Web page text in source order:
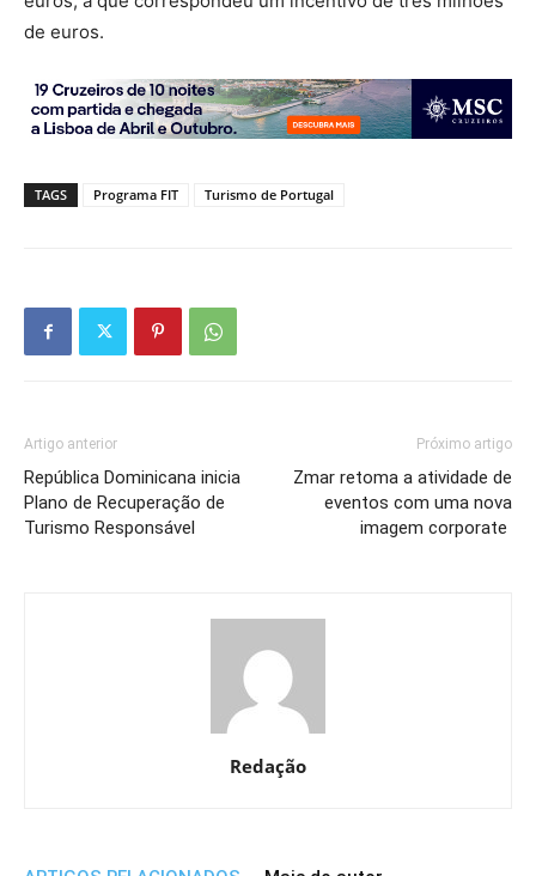
de euros.
TAGS Programa FIT Turismo de Portugal
Artigo anterior
República Dominicana inicia
Plano de Recuperação de
Turismo Responsável
Próximo artigo
Zmar retoma a atividade de
eventos com uma nova
imagem corporate
Redação